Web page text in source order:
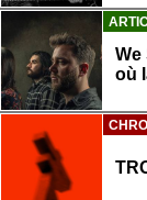
We
où